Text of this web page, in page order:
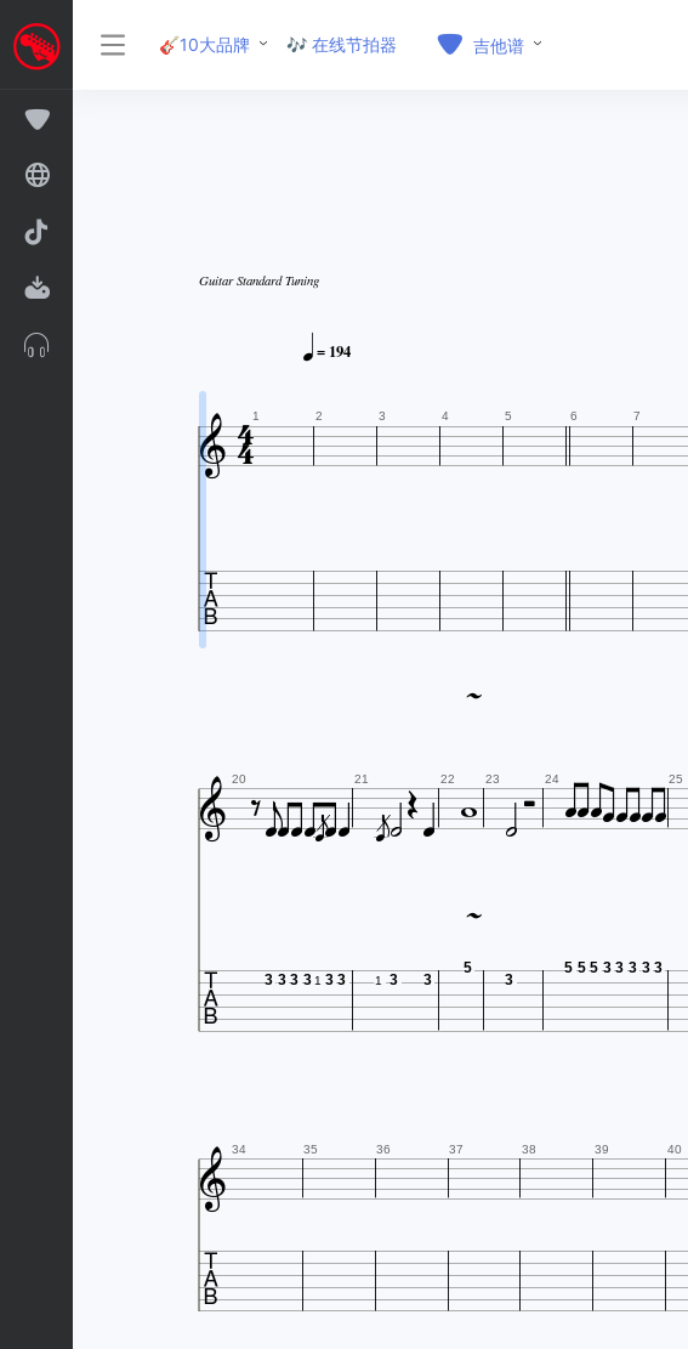
🎸10大品牌 🎶 在线节拍器 吉他谱
Guitar Standard Tuning
= 194

1 2 3 4 5 6 7


 20 
  21

 22  23  24 25

 3 3 3 3 1 3 3 1 3 3
5
3
5 5 5 3 3 3 3 3
 34 35 36 37 38 39 40
